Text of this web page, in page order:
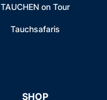
TAUCHEN on Tour
Tauchsafaris
SHOP